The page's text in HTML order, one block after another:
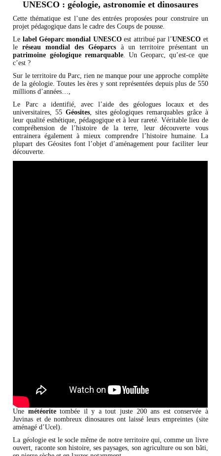
UNESCO : géologie, astronomie et dinosaures
Cette thématique est l’une des entrées proposées pour construire un
projet pédagogique dans le cadre des Coups de pousse.
Le label Géoparc mondial UNESCOest attribué par l’UNESCO et
leréseau mondial des Géoparcs à un territoire présentant un
patrimoine géologique remarquable. Un Geoparc, qu’est-ce que
c’est ?
Sur le territoire du Parc, rien ne manque pour une approche complète
de la géologie. Toutes les ères y sont représentées depuis plus de 550
millions d’années…,
Le Parc a identifié, avec l’aide des géologues locaux et des
universitaires, 55 Géosites, sites géologiques remarquables grâce à
leur qualité esthétique, pédagogique et à leur rareté. Véritable lieu de
compréhension de l’histoire de la terre, leur découverte vous
entrainera également à mieux comprendre l’histoire humaine. La
plupart des Géosites font l’objet d’aménagement pour faciliter leur
découverte.
Une météoritetombée il y a tout juste 200 ans est conservée à
Juvinas et de nombreux dinosaures ont laissé leurs empreintes (site
aménagé d’Ucel).
La géologie est le socle même de notre territoire qui, comme un livre
ouvert, raconte son histoire, ses paysages, son agriculture ou son bâti,